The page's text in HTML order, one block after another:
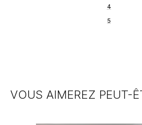
4
5
VOUS AIMEREZ PEUT-